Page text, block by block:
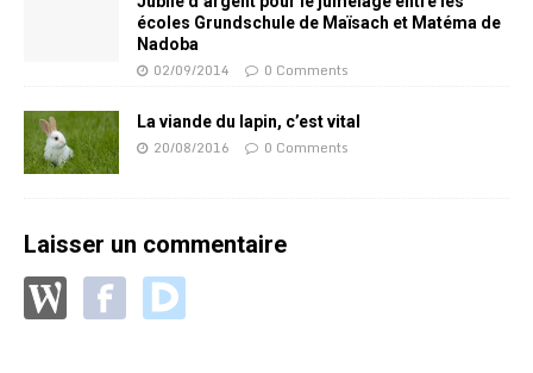
écoles Grundschule de Maïsach et Matéma de
Nadoba
02/09/2014 0 Comments
La viande du lapin, c’est vital
20/08/2016 0 Comments
Laisser un commentaire